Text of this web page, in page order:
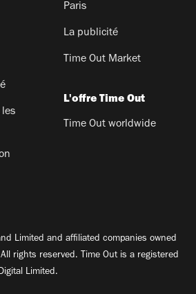
Paris
La publicité
Time Out Market
L'offre Time Out
Time Out worldwide
Limited and affiliated companies owned
rights reserved. Time Out is a registered
Limited.